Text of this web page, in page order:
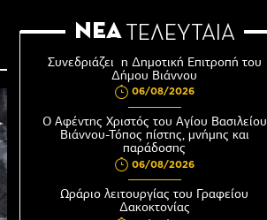
ΝΕΑ ΤΕΛΕΥΤΑΙΑ
Συνεδριάζει η Δημοτική Επιτροπή του
Δήμου Βιάννου
06/08/2026
Ο Αφέντης Χριστός του Αγίου Βασιλείου
Βιάννου-Τόπος πίστης, μνήμης και
παράδοσης
06/08/2026
Ωράριο λειτουργίας του Γραφείου
Δακοκτονίας